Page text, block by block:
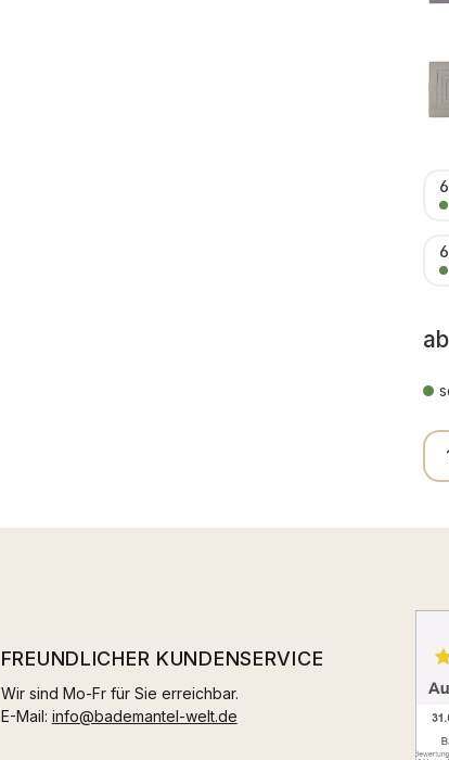
ab
FREUNDLICHER KUNDENSERVICE
Wir sind Mo-Fr für Sie erreichbar.
E-Mail: info@bademantel-welt.de